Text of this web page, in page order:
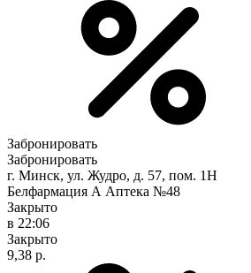
Забронировать
Забронировать
г. Минск, ул. Жудро, д. 57, пом. 1Н
Белфармация А Аптека №48
Закрыто
в 22:06
Закрыто
9,38 р.